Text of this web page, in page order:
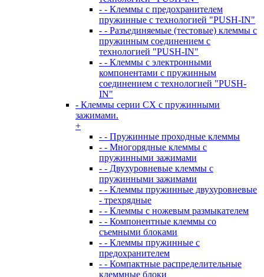
- - Клеммы с предохранителем
пружинные с технологией "PUSH-IN"
- - Разъединяемые (тестовые) клеммы с
пружинным соединением с
технологией "PUSH-IN"
- - Клеммы с электронными
компонентами с пружинным
соединением с технологией "PUSH-
IN"
- Клеммы серии CX с пружинными
зажимами.
+
- - Пружинные проходные клеммы
- - Многорядные клеммы с
пружинными зажимами
- - Двухуровневые клеммы с
пружинными зажимами
- - Клеммы пружинные двухуровневые
- трехрядные
- - Клеммы с ножевым размыкателем
- - Компонентные клеммы со
съемными блоками
- - Клеммы пружинные с
предохранителем
- - Компактные распределительные
клеммные блоки